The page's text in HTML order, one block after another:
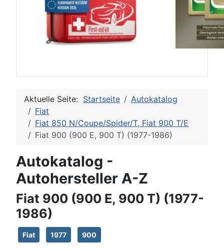
Aktuelle Seite: Startseite
Autokatalog
Fiat
Fiat 850 N/Coupe/Spider/T, Fiat 900 T/E
Fiat 900 (900 E, 900 T) (1977-1986)
Autokatalog -
Autohersteller A-Z
Fiat 900 (900 E, 900 T) (1977-
1986)
Fiat 1977 900